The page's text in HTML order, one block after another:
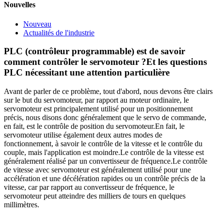
Nouvelles
Nouveau
Actualités de l'industrie
PLC (contrôleur programmable) est de savoir
comment contrôler le servomoteur ?Et les questions
PLC nécessitant une attention particulière
Avant de parler de ce problème, tout d'abord, nous devons être clairs
sur le but du servomoteur, par rapport au moteur ordinaire, le
servomoteur est principalement utilisé pour un positionnement
précis, nous disons donc généralement que le servo de commande,
en fait, est le contrôle de position du servomoteur.En fait, le
servomoteur utilise également deux autres modes de
fonctionnement, à savoir le contrôle de la vitesse et le contrôle du
couple, mais l'application est moindre.Le contrôle de la vitesse est
généralement réalisé par un convertisseur de fréquence.Le contrôle
de vitesse avec servomoteur est généralement utilisé pour une
accélération et une décélération rapides ou un contrôle précis de la
vitesse, car par rapport au convertisseur de fréquence, le
servomoteur peut atteindre des milliers de tours en quelques
millimètres.